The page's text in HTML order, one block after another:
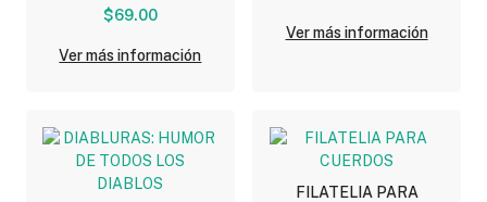
$69.00
Ver más información
Ver más información
FILATELIA PARA